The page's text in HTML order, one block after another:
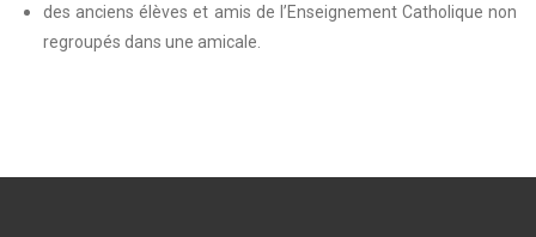
des anciens élèves et amis de l’Enseignement Catholique non
regroupés dans une amicale.